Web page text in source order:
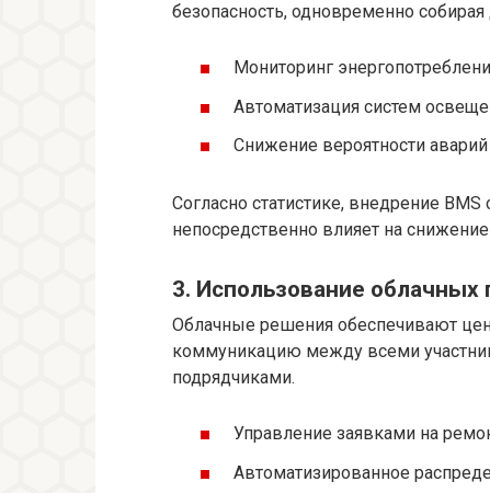
безопасность, одновременно
Мониторинг
Автоматизация систем
Снижение вероятности
Согласно статистике, внедрение
непосредственно влияет на
3. Использование
Облачные решения обеспечивают
коммуникацию между всеми
подрядчиками.
Управление заявками на
Автоматизированное